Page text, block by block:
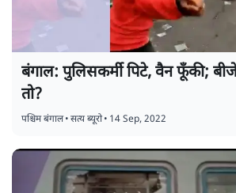
बंगाल: पुलिसकर्मी पिटे, वैन फूँकी;
तो?
पश्चिम बंगाल•सत्य ब्यूरो• 14 Sep, 2022